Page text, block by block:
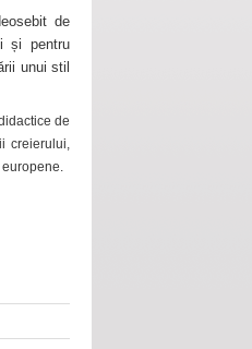
de
și pentru
unui stil
de
creierului,